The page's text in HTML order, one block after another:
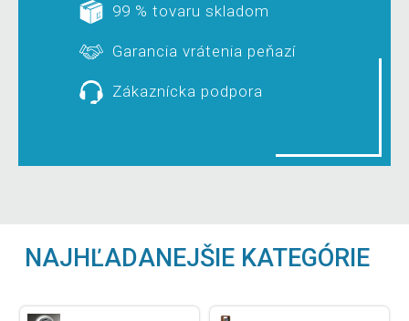
99 % tovaru skladom
Garancia vrátenia peňazí
Zákaznícka podpora
NAJHĽADANEJŠIE KATEGÓRIE